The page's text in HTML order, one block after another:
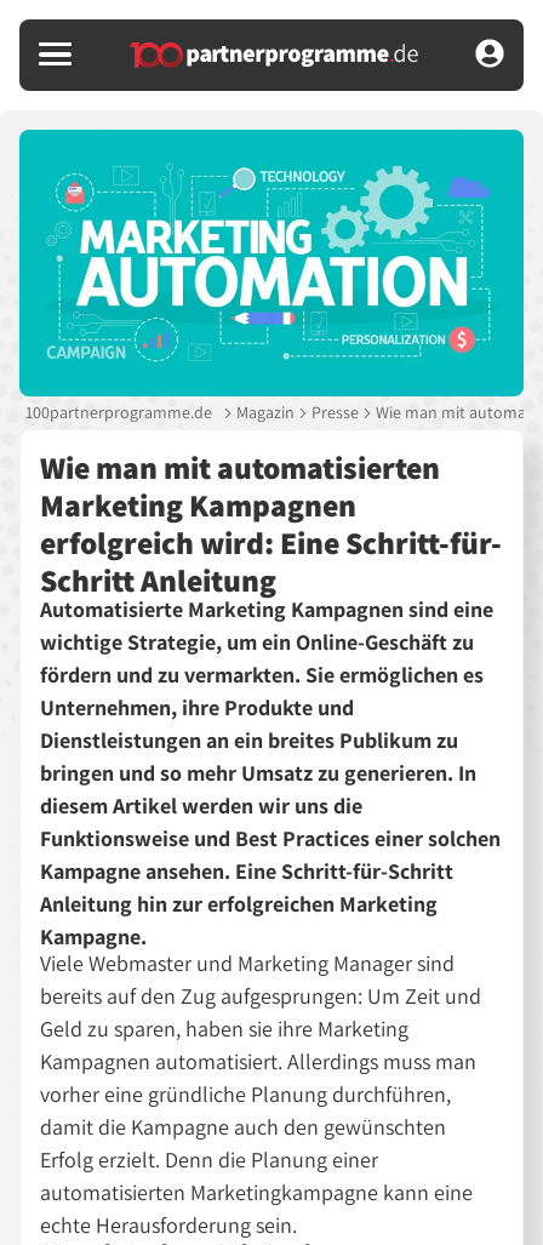
100partnerprogramme.de Magazin Presse Wie man mit
Wie man mit automatisierten
Marketing Kampagnen
erfolgreich wird: Eine Schritt-für-
Schritt Anleitung
Automatisierte Marketing Kampagnen sind eine
wichtige Strategie, um ein Online-Geschäft zu
fördern und zu vermarkten. Sie ermöglichen es
Unternehmen, ihre Produkte und
Dienstleistungen an ein breites Publikum zu
bringen und so mehr Umsatz zu generieren. In
diesem Artikel werden wir uns die
Funktionsweise und Best Practices einer solchen
Kampagne ansehen. Eine Schritt-für-Schritt
Anleitung hin zur erfolgreichen Marketing
Kampagne.
Viele Webmaster und Marketing Manager sind
bereits auf den Zug aufgesprungen: Um Zeit und
Geld zu sparen, haben sie ihre Marketing
Kampagnen automatisiert. Allerdings muss man
vorher eine gründliche Planung durchführen,
damit die Kampagne auch den gewünschten
Erfolg erzielt. Denn die Planung einer
automatisierten Marketingkampagne kann eine
echte Herausforderung sein.